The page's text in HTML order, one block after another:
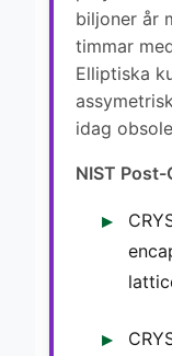
biljoner år
timmar
Elliptiska
idag
NIST